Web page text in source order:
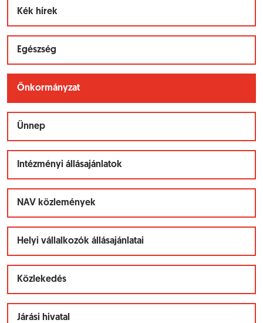
Kék hírek
Egészség
Önkormányzat
Ünnep
Intézményi állásajánlatok
NAV közlemények
Helyi vállalkozók állásajánlatai
Közlekedés
Járási hivatal